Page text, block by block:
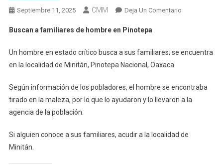
Septiembre 11, 2025 CMM Deja Un ComentarioEn
De
Pinotepa
Buscan a familiares de hombre en Pinotepa
Un hombre en estado crítico busca a sus familiares; se encuentra
en la localidad de Minitán, Pinotepa Nacional, Oaxaca.
Según información de los pobladores, el hombre se encontraba
tirado en la maleza, por lo que lo ayudaron y lo llevaron a la
agencia de la población.
Si alguien conoce a sus familiares, acudir a la localidad de
Minitán.